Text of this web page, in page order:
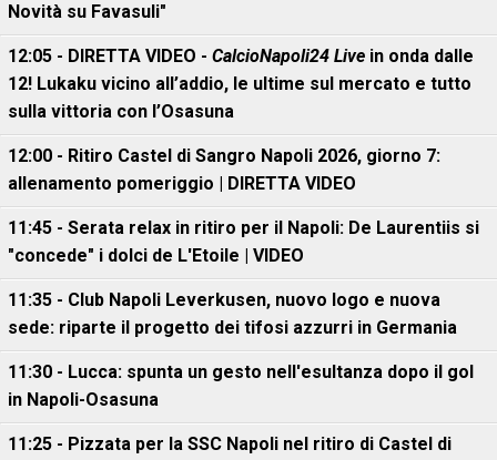
Novità su Favasuli"
12:05 - DIRETTA VIDEO - CalcioNapoli24 Live in onda dalle
12! Lukaku vicino all’addio, le ultime sul mercato e tutto
sulla vittoria con l’Osasuna
12:00 - Ritiro Castel di Sangro Napoli 2026, giorno 7:
allenamento pomeriggio | DIRETTA VIDEO
11:45 - Serata relax in ritiro per il Napoli: De Laurentiis si
"concede" i dolci de L'Etoile | VIDEO
11:35 - Club Napoli Leverkusen, nuovo logo e nuova
sede: riparte il progetto dei tifosi azzurri in Germania
11:30 - Lucca: spunta un gesto nell'esultanza dopo il gol
in Napoli-Osasuna
11:25 - Pizzata per la SSC Napoli nel ritiro di Castel di